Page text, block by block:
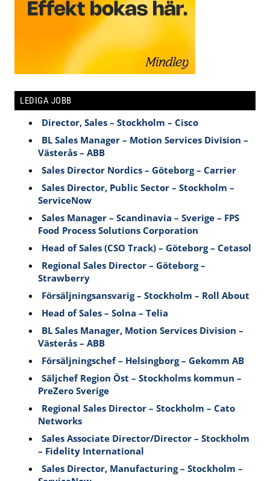
LEDIGA JOBB
Director, Sales – Stockholm – Cisco
BL Sales Manager – Motion Services Division –
Västerås – ABB
Sales Director Nordics – Göteborg – Carrier
Sales Director, Public Sector – Stockholm –
ServiceNow
Sales Manager – Scandinavia – Sverige – FPS
Food Process Solutions Corporation
Head of Sales (CSO Track) – Göteborg – Cetasol
Regional Sales Director – Göteborg –
Strawberry
Försäljningsansvarig – Stockholm – Roll About
Head of Sales – Solna – Telia
BL Sales Manager, Motion Services Division –
Västerås – ABB
Försäljningschef – Helsingborg – Gekomm AB
Säljchef Region Öst – Stockholms kommun –
PreZero Sverige
Regional Sales Director – Stockholm – Cato
Networks
Sales Associate Director/Director – Stockholm
– Fidelity International
Sales Director, Manufacturing – Stockholm –